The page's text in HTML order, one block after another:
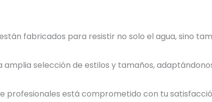
fabricados para resistir no solo el agua, sino
amplia selección de estilos y tamaños,
profesionales está comprometido con tu